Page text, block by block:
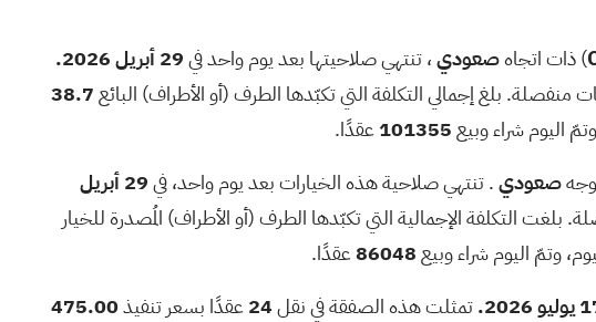
دولارًا 11.3 ألف
دولار 35.0 ألف دولار 5.7 ألف 8.4 ألف
10.8 ألف
دولارًا 56.5 ألف دولار
دولارًا 550 ألف دولار 61 2.6 ألف
صعودي، تنتهي صلاحيتها بعد يوم واحد في29 أبريل 2026.
38.7
اليوم شراء وبيع101355 عقدًا.
صعودي. تنتهي صلاحية هذه الخيارات بعد يوم واحد، في
29 أبريل
وتمّ اليوم شراء وبيع86048عقدًا.
2026. تمثلت هذه الصفقة في نقل24 عقدًا بسعر تنفيذ475.00